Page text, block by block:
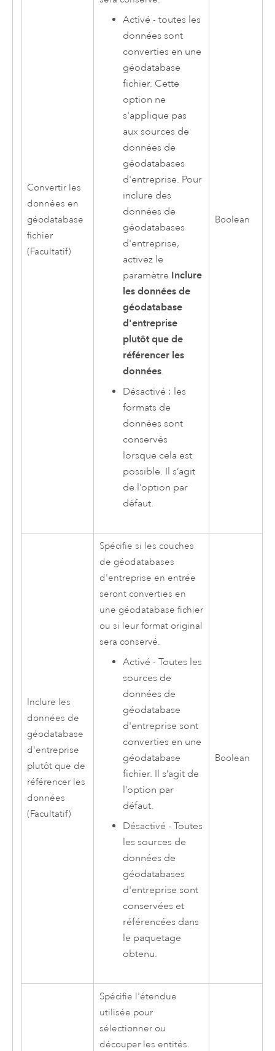
Convertir les
données en
géodatabase
fichier
(Facultatif)
Activé - toutes les
données sont
converties en une
géodatabase
fichier. Cette
option ne
s'applique pas
aux sources de
données de
géodatabases
d'entreprise. Pour
inclure des
données de
géodatabases
d'entreprise,
activez le
paramètre Inclure
les données de
géodatabase
d'entreprise
plutôt que de
référencer les
données.
Désactivé : les
formats de
données sont
conservés
lorsque cela est
possible. Il s’agit
de l’option par
défaut.
Boolean
Inclure les
données de
géodatabase
d'entreprise
plutôt que de
référencer les
données
(Facultatif)
Spécifie si les couches
de géodatabases
d'entreprise en entrée
seront converties en
une géodatabase fichier
ou si leur format original
sera conservé.
Activé - Toutes les
sources de
données de
géodatabase
d'entreprise sont
converties en une
géodatabase
fichier. Il s’agit de
l’option par
défaut.
Désactivé - Toutes
les sources de
données de
géodatabases
d'entreprise sont
conservées et
référencées dans
le paquetage
obtenu.
Boolean
Spécifie l'étendue
utilisée pour
sélectionner ou
découper les entités.